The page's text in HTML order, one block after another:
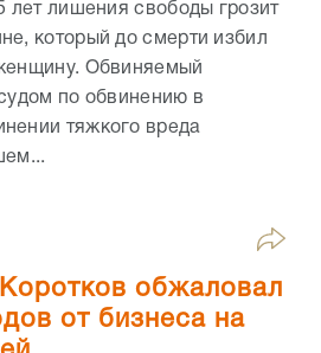
лет лишения свободы грозит
который до смерти избил
Обвиняемый
по обвинению в
тяжкого вреда
обжаловал
от бизнеса на